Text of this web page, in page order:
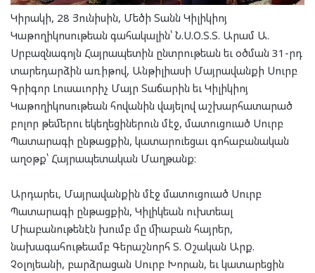
Կիրակի, 28 Յունիսին, Մեծի Տանն Կիլիկիոյ
Կաթողիկոսութեան գահակալին՝ Ն.Ս.Օ.Տ.Տ. Արամ Ա.
Սրբազնագոյն Հայրապետին ընտրութեան եւ օծման 31-րդ
տարեդարձին առիթով, Անթիլիասի Մայրավանքի Սուրբ
Գրիգոր Լուսաւորիչ Մայր Տաճարին եւ Կիլիկիոյ
Կաթողիկոսութեան հովանին վայելով աշխարհատարած
բոլոր թեմերու եկեղեցիներուն մէջ, մատուցուած Սուրբ
Պատարագի ընթացքին, կատարուեցաւ գոհաբանական
աղօթք՝ Հայրապետական Մաղթանք։
Արդարեւ, Մայրավանքին մէջ մատուցուած Սուրբ
Պատարագի ընթացքին, Կիլիկեան ուխտեալ
Միաբանութենէն խումբ մը միաբան հայրեր,
նախագահութեամբ Գերաշնորհ Տ. Օշական Արք.
Չօլոյեանի, բարձրացան Սուրբ Խորան, եւ կատարեցին